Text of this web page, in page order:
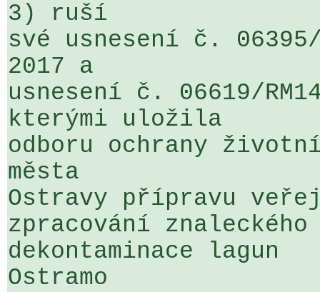
3) ruší
své usnesení č.
2017 a
usnesení č. 06619/
kterými uložila
odboru ochrany
města
Ostravy přípravu
zpracování
dekontaminace lagun
Ostramo